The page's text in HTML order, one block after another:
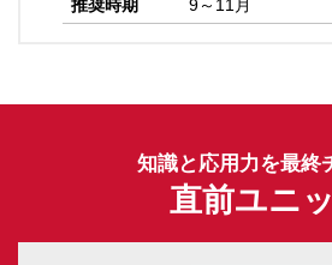
推奨時期 9～11月
知識と応用力を最終
直前ユニ